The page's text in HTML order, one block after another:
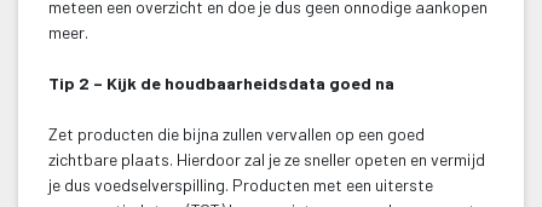
meteen een overzicht en doe je dus geen onnodige aankopen
meer.
Tip 2 – Kijk de houdbaarheidsdata goed na
Zet producten die bijna zullen vervallen op een goed
zichtbare plaats. Hierdoor zal je ze sneller opeten en vermijd
je dus voedselverspilling. Producten met een uiterste